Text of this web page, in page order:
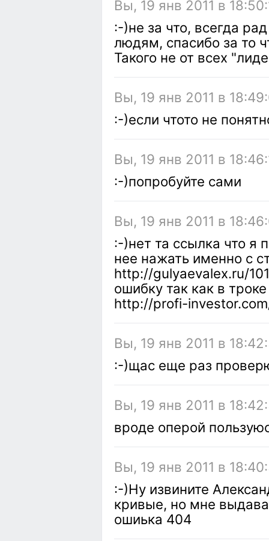
Вы, 19 янв 2011 в
:-)не за что, всегда
людям, спасибо за то
Такого не от всех
Вы, 19 янв 2011 в
:-)если чтото не
Вы, 19 янв 2011 в
:-)попробуйте сами
Вы, 19 янв 2011 в
:-)нет та ссылка что я
нее нажать именно с
http://gulyaevalex.ru/
ошибку так как в
http://profi-
Вы, 19 янв 2011 в
:-)щас еще раз
Вы, 19 янв 2011 в
вроде оперой
Вы, 19 янв 2011 в
:-)Ну извините
кривые, но мне
ошиька 404